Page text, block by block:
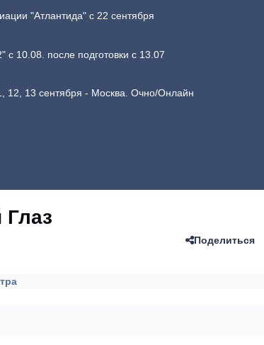
"Атлантида" с 22 сентября
10.08. после подготовки с 13.07
12, 13 сентября - Москва. Очно/Онлайн
Глаз
Поделиться